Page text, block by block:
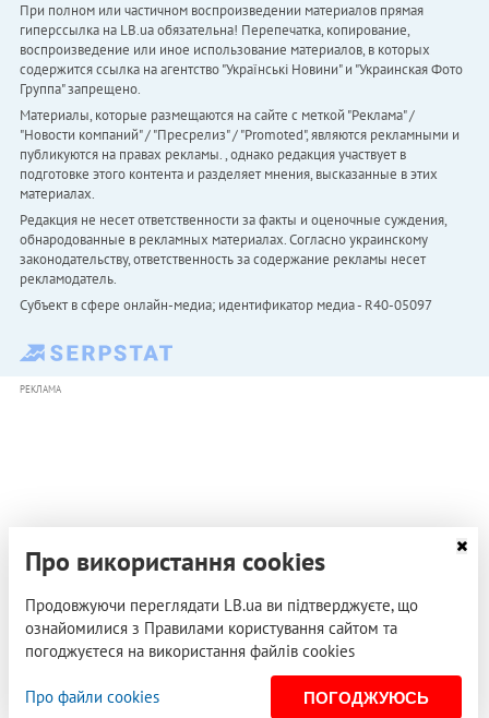
При полном или частичном воспроизведении материалов прямая
гиперссылка на LB.ua обязательна! Перепечатка, копирование,
воспроизведение или иное использование материалов, в которых
содержится ссылка на агентство "Українськi Новини" и "Украинская Фото
Группа" запрещено.
Материалы, которые размещаются на сайте с меткой "Реклама" /
"Новости компаний" / "Пресрелиз" / "Promoted", являются рекламными и
публикуются на правах рекламы. , однако редакция участвует в
подготовке этого контента и разделяет мнения, высказанные в этих
материалах.
Редакция не несет ответственности за факты и оценочные суждения,
обнародованные в рекламных материалах. Согласно украинскому
законодательству, ответственность за содержание рекламы несет
рекламодатель.
Субъект в сфере онлайн-медиа; идентификатор медиа - R40-05097
РЕКЛАМА
Про використання cookies
Продовжуючи переглядати LB.ua ви підтверджуєте, що
ознайомилися з Правилами користування сайтом та
погоджуєтеся на використання файлів cookies
Про файли cookies ПОГОДЖУЮСЬ